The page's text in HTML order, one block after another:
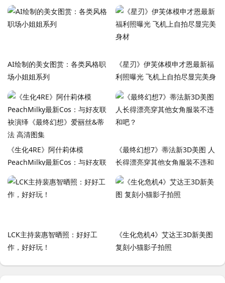
AI绘制的美女图赏：各类风格职
场小姐姐系列
《星刃》伊芙体模申才恩最新福
利照曝光 飞机上自拍尽显完美身
材
《生化4RE》阿什莉体模
PeachMilky最新Cos：与好友联
袂演绎《最终幻想》爱丽丝&蒂
法 高清图集
《最终幻想7》蒂法新3D美图 人
长得漂亮穿其他女角服装不违和
吧？
LCK主持裴惠智晒照：好好工
作，好好玩！
《生化危机4》艾达王3D新美图
复刻小猫影子拍照